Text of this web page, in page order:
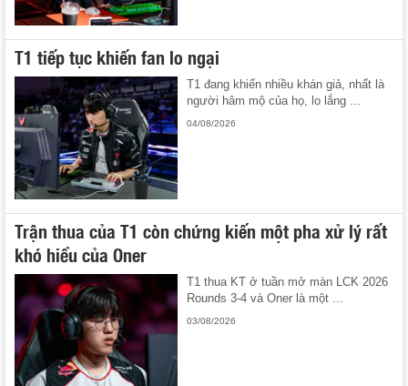
T1 tiếp tục khiến fan lo ngại
T1 đang khiến nhiều khán giả, nhất là
người hâm mộ của họ, lo lắng ...
04/08/2026
Trận thua của T1 còn chứng kiến một pha xử lý rất
khó hiểu của Oner
T1 thua KT ở tuần mở màn LCK 2026
Rounds 3-4 và Oner là một ...
03/08/2026